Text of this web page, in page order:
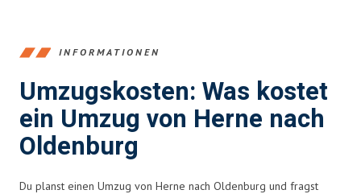
INFORMATIONEN
Umzugskosten: Was kostet
ein Umzug von Herne nach
Oldenburg
Du planst einen Umzug von Herne nach Oldenburg und fragst